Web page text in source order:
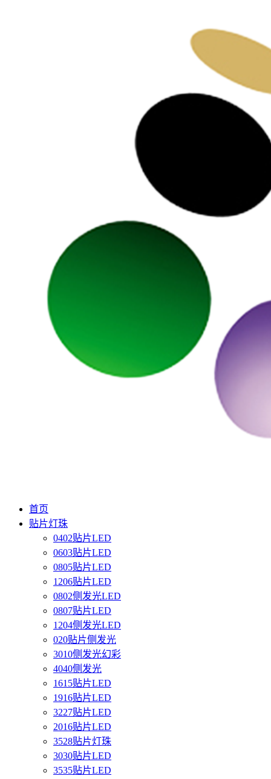
首页
贴片灯珠
0402贴片LED
0603贴片LED
0805贴片LED
1206贴片LED
0802侧发光LED
0807贴片LED
1204侧发光LED
020贴片侧发光
3010侧发光幻彩
4040侧发光
1615贴片LED
1916贴片LED
3227贴片LED
2016贴片LED
3528贴片灯珠
3030贴片LED
3535贴片LED